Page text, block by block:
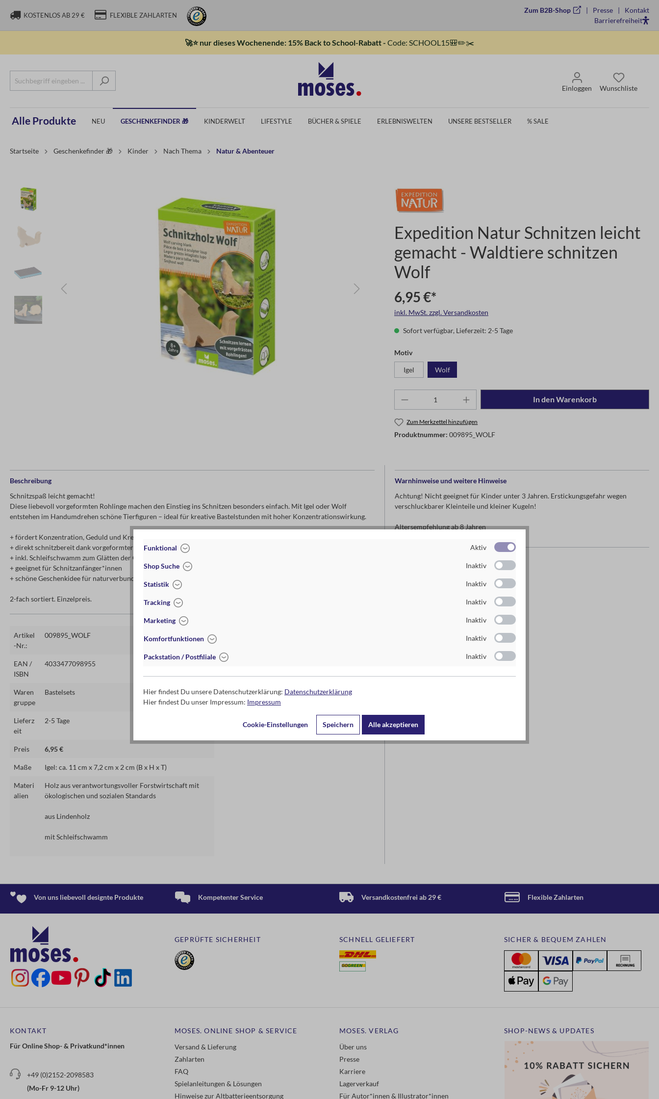
KOSTENLOS AB 29 € FLEXIBLE ZAHLARTEN
Zum B2B-Shop Presse
Kontakt
Barrierefreiheit
🚀⭐ nur dieses Wochenende: 15% Back to School-Rabatt - Code: SCHOOL15🎒✏️✂️
Einloggen Wunschliste
Alle Produkte NEU GESCHENKEFINDER 🎁 KINDERWELT LIFESTYLE BÜCHER & SPIELE ERLEBNISWELTEN UNSERE BESTSELLER % SALE
Startseite Geschenkefinder 🎁 Kinder Nach Thema Natur & Abenteuer
Expedition Natur Schnitzen leicht
gemacht - Waldtiere schnitzen
Wolf
6,95 €*
inkl. MwSt. zzgl. Versandkosten
Sofort verfügbar, Lieferzeit: 2-5 Tage
Motiv
Igel Wolf
In den Warenkorb
Zum Merkzettel hinzufügen
Produktnummer: 009895_WOLF
Beschreibung
Schnitzspaß leicht gemacht!
Diese liebevoll vorgeformten Rohlinge machen den Einstieg ins Schnitzen besonders einfach. Mit Igel oder Wolf
entstehen im Handumdrehen schöne Tierfiguren – ideal für kreative Bastelstunden mit hoher Konzentrationswirkung.
+ fördert Konzentration, Geduld und Kreativität
+ direkt schnitzbereit dank vorgeformter Tierfiguren
+ inkl. Schleifschwamm zum Glätten der Oberflächen
+ geeignet für Schnitzanfänger*innen
+ schöne Geschenkidee für naturverbundene Kinder
2-fach sortiert. Einzelpreis.
Artikel
-Nr.:
009895_WOLF
EAN /
ISBN
4033477098955
Waren
gruppe
Bastelsets
Lieferz
eit
2-5 Tage
Preis 6,95 €
Maße Igel: ca. 11 cm x 7,2 cm x 2 cm (B x H x T)
Materi
alien
Holz aus verantwortungsvoller Forstwirtschaft mit
ökologischen und sozialen Standards
aus Lindenholz
mit Schleifschwamm
Warnhinweise und weitere Hinweise
Achtung! Nicht geeignet für Kinder unter 3 Jahren. Erstickungsgefahr wegen
verschluckbarer Kleinteile und kleiner Kugeln!
Altersempfehlung ab 8 Jahren
Von uns liebevoll designte Produkte Kompetenter Service Versandkostenfrei ab 29 € Flexible Zahlarten
GEPRÜFTE SICHERHEIT SCHNELL GELIEFERT SICHER & BEQUEM ZAHLEN
KONTAKT
Für Online Shop- & Privatkund*innen
+49 (0)2152-2098583
(Mo-Fr 9-12 Uhr)
MOSES. ONLINE SHOP & SERVICE
Versand & Lieferung
Zahlarten
FAQ
Spielanleitungen & Lösungen
Hinweise zur Altbatterieentsorgung
MOSES. VERLAG
Über uns
Presse
Karriere
Lagerverkauf
Für Autor*innen & Illustrator*innen
SHOP-NEWS & UPDATES
Funktional Aktiv
Shop Suche Inaktiv
Statistik Inaktiv
Tracking Inaktiv
Marketing Inaktiv
Komfortfunktionen Inaktiv
Packstation / Postfiliale Inaktiv
Hier findest Du unsere Datenschutzerklärung: Datenschutzerklärung
Hier findest Du unser Impressum: Impressum
Cookie-Einstellungen Speichern Alle akzeptieren